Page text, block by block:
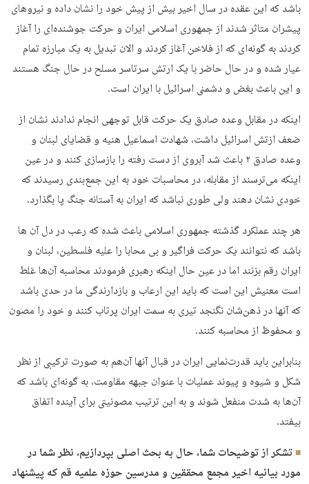
باشد که این عقده در سال‌ اخیر بیش از پیش خود را نشان داده و نیروهای
پیشران متاثر شدند از جمهوری اسلامی ایران و حرکت جوشنده‌ای را آغاز
کردند به گونه‌ای که از فلاخن آغاز کردند و الان تبدیل به یک مبارزه تمام
عیار شده و در حال حاضر با یک ارتش سرتاسر مسلح در حال جنگ هستند
و این باعث بغض و دشمنی اسرائیل با ایران است.
اینکه در مقابل وعده صادق یک حرکت قابل توجهی انجام ندادند نشان از
ضعف ازتش اسرائیل داشت، شهادت اسماعیل هنیه و قضایای لبنان و
وعده صادق ۲ باعث شد آبروی از دست رفته را بازسازی کنند و در عین
اینکه می‌ترسند از مقابله، در محاسبات خود به این جمع‌بندی رسیدند که
خودی نشان دهند ولی طوری نباشد که ایران به آستانه جنگ پا بگذارد.
هر چند عملکرد گذشته جمهوری اسلامی باعث شده که رعب در دل آن ها
باشد که نتوانند یک حرکت فراگیر و بی محابا را علیه فلسطین، لبنان و
ایران رقم بزنند اما در عین حال اینکه رهبری فرمودند محاسبه آن‌ها غلط
است معنیش این است که باید این ارعاب و بازدارندگی ما در حدی باشد
که آنها در ذهن‌شان نگنجد تیری به سمت ایران پرتاب کنند و خود را مصون
و محفوظ از محاسبه کنند.
بنابراین باید قدرت‌نمایی ایران در قبال آنها آن‌هم به صورت ترکیبی از نظر
شکل و شیوه و پیوند عملیات با عنوان جبهه مقاومت، به گونه‌ای باشد که
آن‌ها به شدت منفعل شوند و به این ترتیب مصونیتی برای آینده اتفاق
بیفتد.
تشکر از توضیحات شما، حال به بحث اصلی بپردازیم، نظر شما در
مورد بیانیه اخیر مجمع محققین و مدرسین حوزه علمیه قم که پیشنهاد